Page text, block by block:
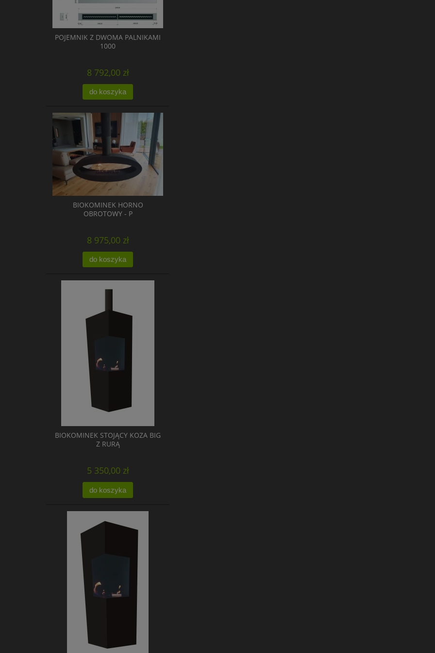
POJEMNIK Z DWOMA PALNIKAMI
1000
8 792,00 zł
do koszyka
BIOKOMINEK HORNO
OBROTOWY - P
8 975,00 zł
do koszyka
BIOKOMINEK STOJĄCY KOZA BIG
Z RURĄ
5 350,00 zł
do koszyka